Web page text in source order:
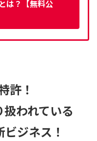
は？【無料公
許！
われている
ジネス！